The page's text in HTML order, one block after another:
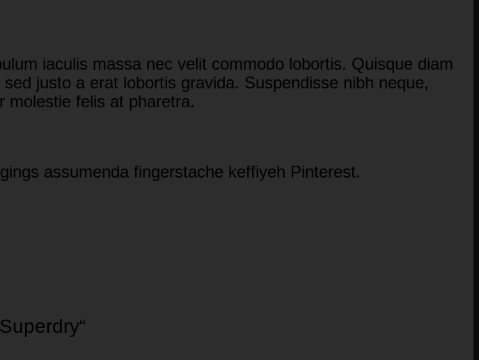
iaculis massa nec velit commodo lobortis. Quisque diam
justo a erat lobortis gravida. Suspendisse nibh neque,
molestie felis at pharetra.
assumenda fingerstache keffiyeh Pinterest.